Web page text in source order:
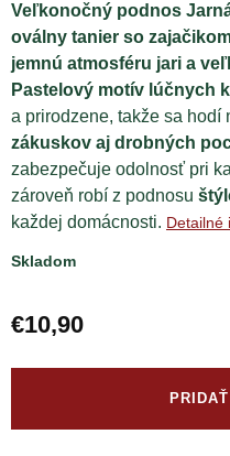
Veľkonočný podnos
oválny tanier so
jemnú atmosféru jari a
Pastelový motív lúčnych
a prirodzene, takže sa hodí
zákuskov aj drobných
zabezpečuje odolnosť pri
zároveň robí z podnosu
každej domácnosti. Detailné
Skladom
€10,90